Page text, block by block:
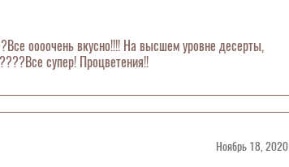
оооочень вкусно!!!! На высшем уровне десерты,
супер! Процветения!!
Ноябрь 18, 2020